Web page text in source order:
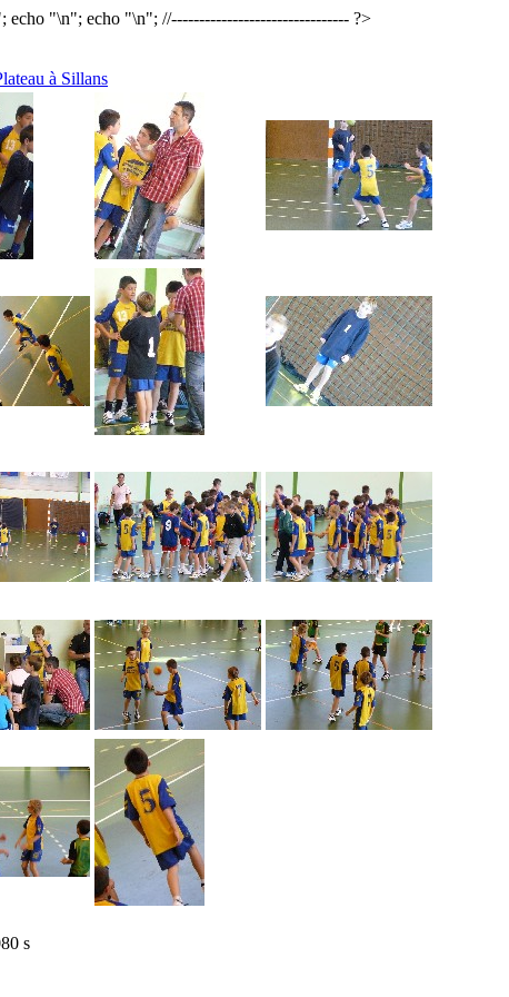
echo "\n"; echo "\n"; //-------------------------------- ?>
à Sillans
s